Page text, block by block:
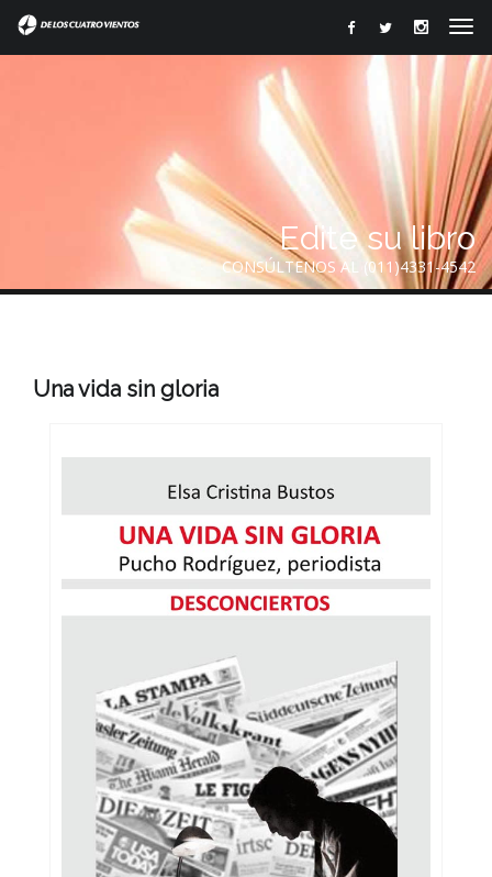
Edite su libro
CONSÚLTENOS AL (011)4331-4542
Una vida sin gloria